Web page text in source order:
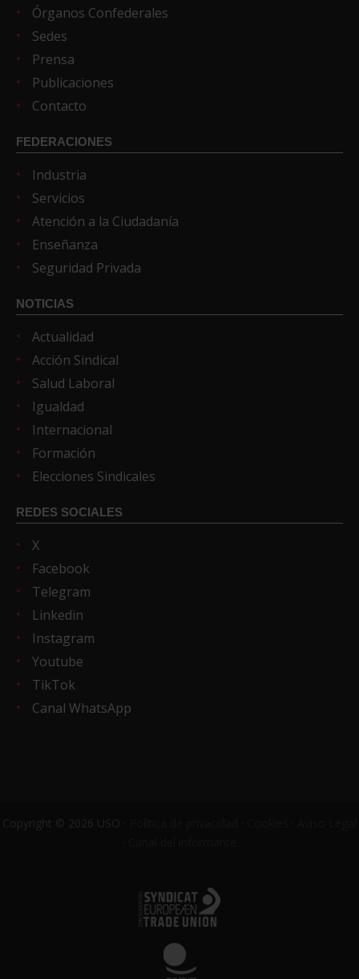
Órganos Confederales
Sedes
Prensa
Publicaciones
Contacto
FEDERACIONES
Industria
Servicios
Atención a la Ciudadanía
Enseñanza
Seguridad Privada
NOTICIAS
Actualidad
Acción Sindical
Salud Laboral
Igualdad
Internacional
Formación
Elecciones Sindicales
REDES SOCIALES
X
Facebook
Telegram
Linkedin
Instagram
Youtube
TikTok
Canal WhatsApp
Copyright © 2026 USO ·